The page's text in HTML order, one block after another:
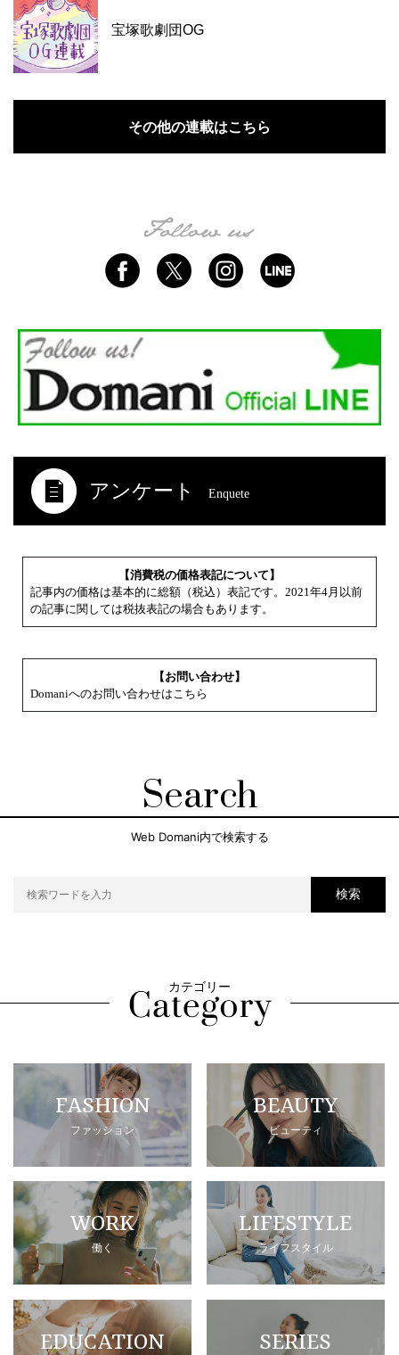
宝塚歌劇団OG
その他の連載はこちら
アンケート Enquete
【消費税の価格表記について】
記事内の価格は基本的に総額（税込）表記です。2021年4月以前
の記事に関しては税抜表記の場合もあります。
【お問い合わせ】
Domaniへのお問い合わせはこちら
Search
Web Domani内で検索する
検索
カテゴリー
FASHION
ファッション
BEAUTY
ビューティ
WORK
働く
LIFESTYLE
ライフスタイル
EDUCATION SERIES